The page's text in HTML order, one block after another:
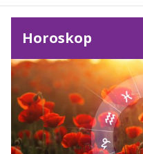
Horoskop